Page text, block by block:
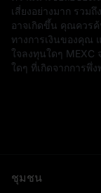
เสี่ยงอย่างมาก รวม
อาจเกิดขึ้น คุณควร
ทางการเงินของคุณ
ใจลงทุนใดๆ MEXC
ใดๆ ที่เกิดจากการพึ่
ชุมชน